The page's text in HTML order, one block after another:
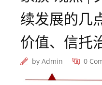
续发展的
价值、信托
byAdmin 0